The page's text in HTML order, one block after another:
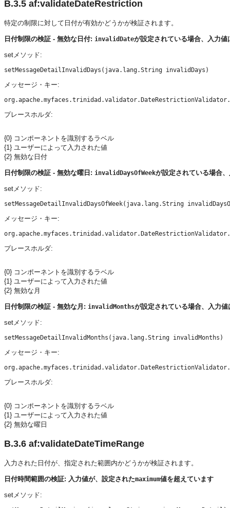
B.3.5 af:validateDateRestriction
特定の制限に対して日付が有効かどうかが検証されます。
日付制限の検証 - 無効な日付: invalidDateが設定されている場合、入力値
setメソッド:
メッセージ・キー:
プレースホルダ:
{0} コンポーネントを識別するラベル
{1} ユーザーによって入力された値
{2} 無効な日付
日付制限の検証 - 無効な曜日: invalidDaysOfWeekが設定されている場合
setメソッド:
メッセージ・キー:
プレースホルダ:
{0} コンポーネントを識別するラベル
{1} ユーザーによって入力された値
{2} 無効な月
日付制限の検証 - 無効な月: invalidMonthsが設定されている場合、入力値
setメソッド:
メッセージ・キー:
プレースホルダ:
{0} コンポーネントを識別するラベル
{1} ユーザーによって入力された値
{2} 無効な曜日
B.3.6 af:validateDateTimeRange
入力された日付が、指定された範囲内かどうかが検証されます。
日付時間範囲の検証: 入力値が、設定されたmaximum値を超えています
setメソッド: